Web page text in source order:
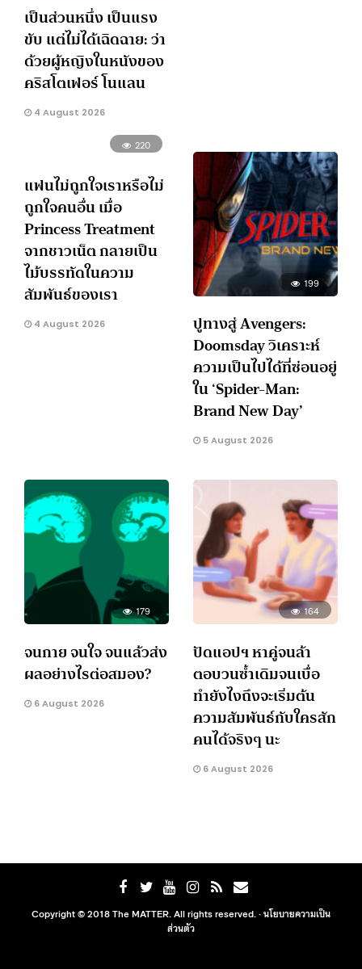
เป็นส่วนหนึ่ง เป็นแรง
ขับ แต่ไม่ได้เฉิดฉาย: ว่า
ด้วยผู้หญิงในหนังของ
คริสโตเฟอร์ โนแลน
4 August 2026
220
แฟนไม่ถูกใจเราหรือไม่
ถูกใจคนอื่น เมื่อ
Princess Treatment
จากชาวเน็ต กลายเป็น
ไม้บรรทัดในความ
สัมพันธ์ของเรา
4 August 2026
199
ปูทางสู่ Avengers:
Doomsday วิเคราะห์
ความเป็นไปได้ที่ซ่อนอยู่
ใน ‘Spider-Man:
Brand New Day’
5 August 2026
179
จนกาย จนใจ จนแล้วส่ง
ผลอย่างไรต่อสมอง?
6 August 2026
164
ปัดแอปฯ หาคู่จนล้า
ตอบวนซ้ำเดิมจนเบื่อ
ทำยังไงถึงจะเริ่มต้น
ความสัมพันธ์กับใครสัก
คนได้จริงๆ นะ
6 August 2026
Copyright © 2018 The MATTER. All rights reserved. ·นโยบายความเป็น
ส่วนตัว